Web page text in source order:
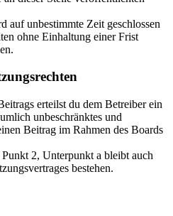
auf unbestimmte Zeit geschlossen
ohne Einhaltung einer Frist
erteilst du dem Betreiber ein
unbeschränktes und
Beitrag im Rahmen des Boards
2, Unterpunkt a bleibt auch
bestehen.